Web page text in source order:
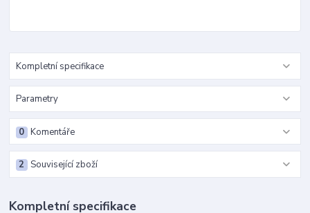
Kompletní specifikace
Parametry
Komentáře
0
Související zboží
2
Kompletní specifikace